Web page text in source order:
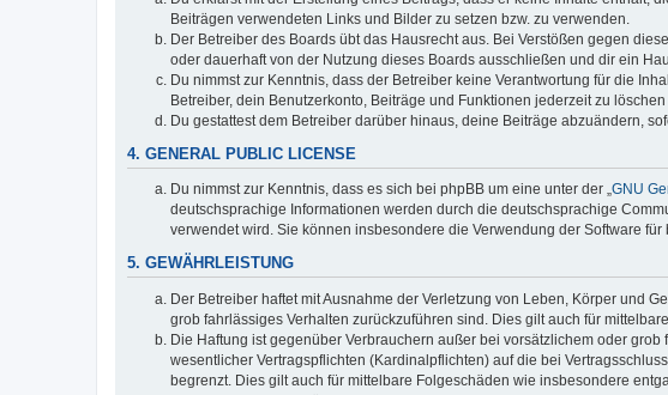
Beiträgen verwendeten Links und Bilder zu setzen bzw. zu verwenden.
Der Betreiber des Boards übt das Hausrecht aus. Bei Verstößen gegen
oder dauerhaft von der Nutzung dieses Boards ausschließen und dir ein
Du nimmst zur Kenntnis, dass der Betreiber keine Verantwortung für die
Betreiber, dein Benutzerkonto, Beiträge und Funktionen jederzeit zu löschen
Du gestattest dem Betreiber darüber hinaus, deine Beiträge abzuändern,
4. GENERAL PUBLIC LICENSE
Du nimmst zur Kenntnis, dass es sich bei phpBB um eine unter der „GNU
deutschsprachige Informationen werden durch die deutschsprachige
verwendet wird. Sie können insbesondere die Verwendung der Software
5. GEWÄHRLEISTUNG
Der Betreiber haftet mit Ausnahme der Verletzung von Leben, Körper und
grob fahrlässiges Verhalten zurückzuführen sind. Dies gilt auch für
Die Haftung ist gegenüber Verbrauchern außer bei vorsätzlichem oder
wesentlicher Vertragspflichten (Kardinalpflichten) auf die bei
begrenzt. Dies gilt auch für mittelbare Folgeschäden wie insbesondere